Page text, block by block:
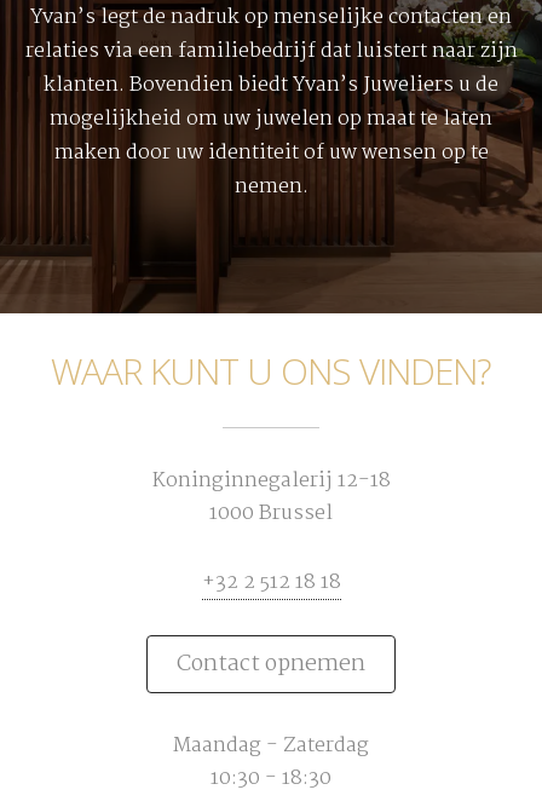
Yvan’s legt de nadruk op menselijke contacten en
relaties via een familiebedrijf dat luistert naar zijn
klanten. Bovendien biedt Yvan’s Juweliers u de
mogelijkheid om uw juwelen op maat te laten
maken door uw identiteit of uw wensen op te
nemen.
WAAR KUNT U ONS VINDEN?
Koninginnegalerij 12-18
1000 Brussel
+32 2 512 18 18
Contact opnemen
Maandag - Zaterdag
10:30 - 18:30